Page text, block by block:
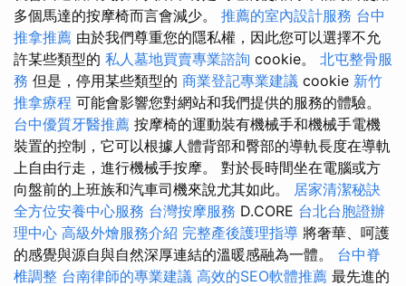
多個馬達的按摩椅而言會減少。 推薦的室內設計服務 台中
推拿推薦 由於我們尊重您的隱私權，因此您可以選擇不允
許某些類型的 私人墓地買賣專業諮詢 cookie。 北屯整骨服
務 但是，停用某些類型的 商業登記專業建議 cookie 新竹
推拿療程 可能會影響您對網站和我們提供的服務的體驗。
台中優質牙醫推薦 按摩椅的運動裝有機械手和機械手電機
裝置的控制，它可以根據人體背部和臀部的導軌長度在導軌
上自由行走，進行機械手按摩。 對於長時間坐在電腦或方
向盤前的上班族和汽車司機來說尤其如此。 居家清潔秘訣
全方位安養中心服務 台灣按摩服務 D.CORE 台北台胞證辦
理中心 高級外燴服務介紹 完整產後護理指導 將奢華、呵護
的感覺與源自與自然深厚連結的溫暖感融為一體。 台中脊
椎調整 台南律師的專業建議 高效的SEO軟體推薦 最先進的